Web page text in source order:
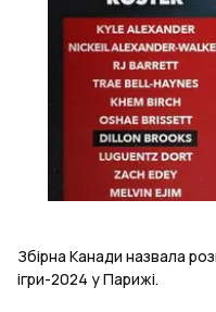
Збірна Канади назвала
ігри-2024 у Парижі.